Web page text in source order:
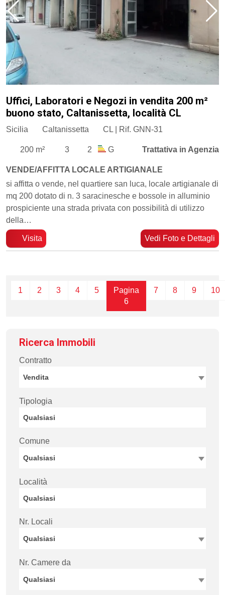
Uffici, Laboratori e Negozi in vendita 200 m²
buono stato, Caltanissetta, località CL
Sicilia Caltanissetta CL | Rif. GNN-31
200 m² 3 2 G Trattativa in Agenzia
VENDE/AFFITTA LOCALE ARTIGIANALE
si affitta o vende, nel quartiere san luca, locale artigianale di
mq 200 dotato di n. 3 saracinesche e bossole in alluminio
prospiciente una strada privata con possibilità di utilizzo
della…
Visita Vedi Foto e Dettagli
1 2 3 4 5
Pagina
6
7 8 9 10
Ricerca Immobili
Contratto
Vendita
Tipologia
Comune
Qualsiasi
Località
Nr. Locali
Qualsiasi
Nr. Camere da
Qualsiasi